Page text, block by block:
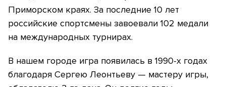
Приморском краях. За последние 10 лет
российские спортсмены завоевали 102 медали
на международных турнирах.
В нашем городе игра появилась в 1990-х годах
благодаря Сергею Леонтьеву — мастеру игры,